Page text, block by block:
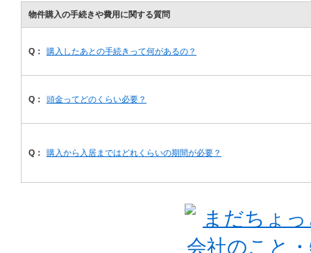
物件購入の手続きや費用に関する質問
Q： 購入したあとの手続きって何があるの？
Q： 頭金ってどのくらい必要？
Q： 購入から入居まではどれくらいの期間が必要？